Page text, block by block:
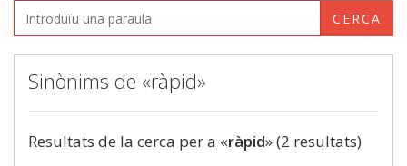
CERCA
Sinònims de «ràpid»
Resultats de la cerca per a «ràpid» (2 resultats)